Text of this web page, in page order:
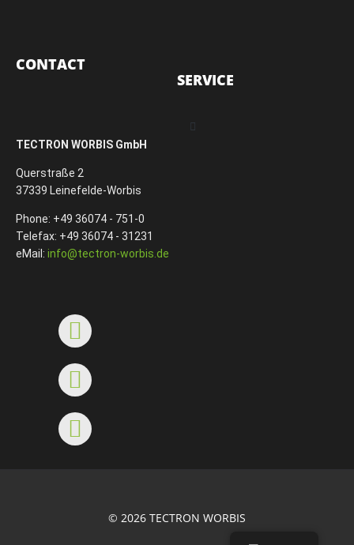
CONTACT
TECTRON WORBIS GmbH
Querstraße 2
37339 Leinefelde-Worbis
Phone: +49 36074 - 751-0
Telefax: +49 36074 - 31231
eMail: info@tectron-worbis.de
SERVICE
© 2026 TECTRON WORBIS